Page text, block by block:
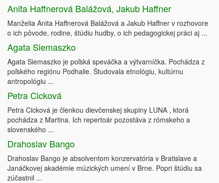
Anita Haffnerová Balážová, Jakub Haffner
Manželia Anita Haffnerová Balážová a Jakub Haffner v rozhovore
o ich pôvode, rodine, štúdiu hudby, o ich pedagogickej práci aj ...
Agata Siemaszko
Agata Siemaszko je poľská speváčka a výtvarníčka. Pochádza z
poľského regiónu Podhalie. Študovala etnológiu, kultúrnu
antropológiu ...
Petra Cicková
Petra Cicková je členkou dievčenskej skupiny LUNA , ktorá
pochádza z Martina. Ich repertoár pozostáva z rómskeho a
slovenského ...
Drahoslav Bango
Drahoslav Bango je absolventom konzervatória v Bratislave a
Janáčkovej akadémie múzických umení v Brne. Popri štúdiu sa
zúčastnil ...